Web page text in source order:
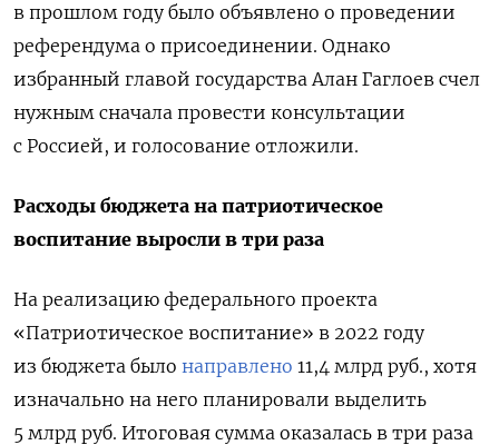
в прошлом году было объявлено о проведении
референдума о присоединении. Однако
избранный главой государства Алан Гаглоев счел
нужным сначала провести консультации
с Россией, и голосование отложили.
Расходы бюджета на патриотическое
воспитание выросли в три раза
На реализацию федерального проекта
«Патриотическое воспитание» в 2022 году
из бюджета было направлено 11,4 млрд руб., хотя
изначально на него планировали выделить
5 млрд руб. Итоговая сумма оказалась в три раза